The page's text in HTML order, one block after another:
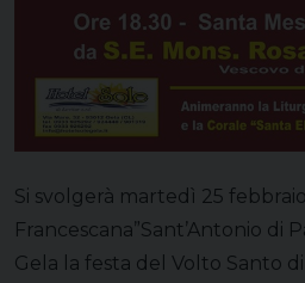
Si svolgerà martedì 25
Francescana”Sant’Antonio di
Gela la festa del Volto Santo